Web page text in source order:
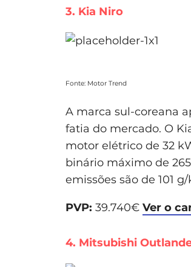
3. Kia Niro
Fonte: Motor Trend
A marca sul-coreana
fatia do mercado. O
motor elétrico de 32
binário máximo de
emissões são de 101
PVP: 39.740€ Ver o
4. Mitsubishi